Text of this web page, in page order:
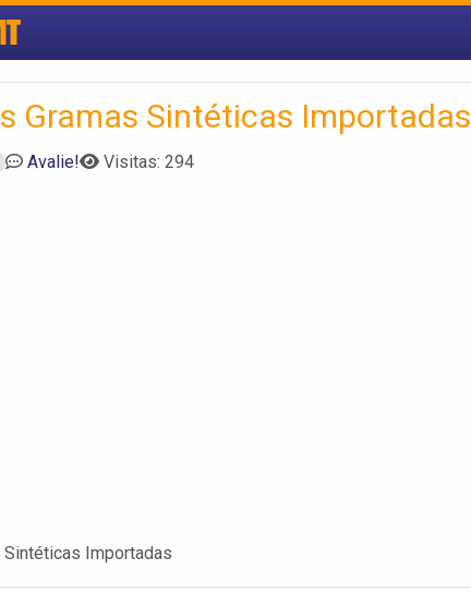
Gramas Sintéticas Importadas
Avalie! Visitas: 294
Sintéticas Importadas